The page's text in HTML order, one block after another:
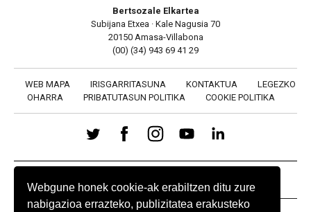
Webgune honek cookie-ak erabiltzen ditu zure
nabigazioa errazteko, publizitatea erakusteko
Bertsozale Elkartea
Subijana Etxea · Kale Nagusia 70
20150 Amasa-Villabona
(00) (34) 943 69 41 29
WEB MAPA IRISGARRITASUNA KONTAKTUA
LEGEZKO
OHARRA
PRIBATUTASUN POLITIKA COOKIE POLITIKA